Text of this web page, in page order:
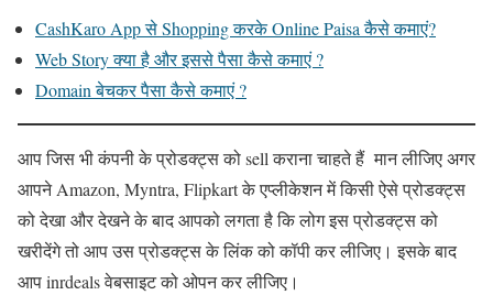
CashKaro App से Shopping करके Online Paisa कैसे कमाएं?
Web Story क्या है और इससे पैसा कैसे कमाएं ?
Domain बेचकर पैसा कैसे कमाएं ?
आप जिस भी कंपनी के प्रोडक्ट्स को sell कराना चाहते हैं मान लीजिए अगर
आपने Amazon, Myntra, Flipkart के एप्लीकेशन में किसी ऐसे प्रोडक्ट्स
को देखा और देखने के बाद आपको लगता है कि लोग इस प्रोडक्ट्स को
खरीदेंगे तो आप उस प्रोडक्ट्स के लिंक को कॉपी कर लीजिए। इसके बाद
आप inrdeals वेबसाइट को ओपन कर लीजिए।